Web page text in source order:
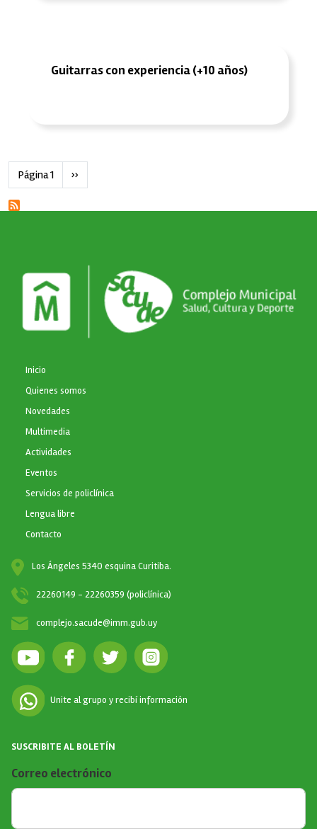
Guitarras con experiencia (+10 años)
Paginación
Página 1 Siguiente página
››
NAVEGACIÓN PRINCIPAL
Inicio
Quienes somos
Novedades
Multimedia
Actividades
Eventos
Servicios de policlínica
Lengua libre
Contacto
Los Ángeles 5340 esquina Curitiba.
22260149 - 22260359 (policlínica)
complejo.sacude@imm.gub.uy
Unite al grupo y recibí información
SUSCRIBITE AL BOLETÍN
Correo electrónico